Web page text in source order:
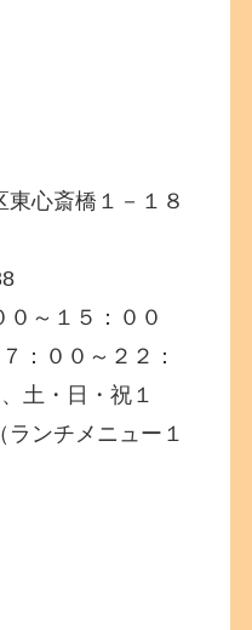
心斎橋１－１８
～１５：００
：００～２２：
土・日・祝１
ランチメニュー１